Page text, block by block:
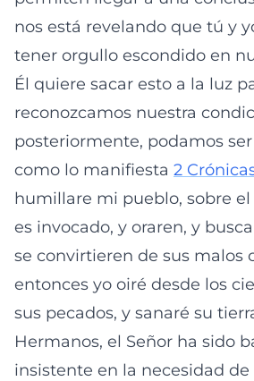
nos está revelando que tú y
tener orgullo escondido en
Él quiere sacar esto a la luz
reconozcamos nuestra
posteriormente, podamos
como lo manifiesta 2
humillare mi pueblo, sobre
es invocado, y oraren, y
se convirtieren de sus malos
entonces yo oiré desde los
sus pecados, y sanaré su
Hermanos, el Señor ha sido
insistente en la necesidad